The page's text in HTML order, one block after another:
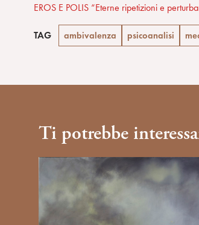
EROS E POLIS “Eterne ripetizioni e
TAG ambivalenza psicoanalisi
Ti potrebbe